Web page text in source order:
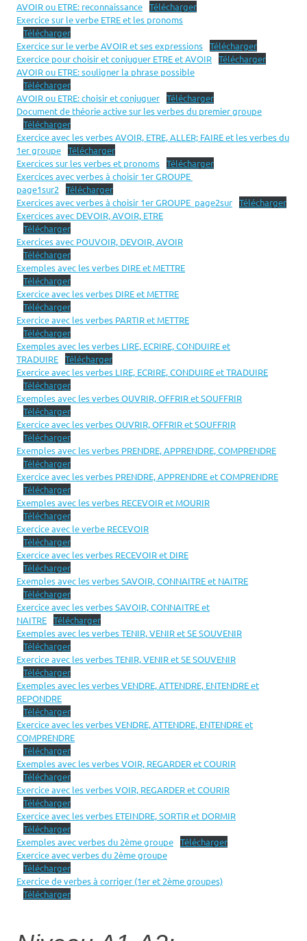
AVOIR ou ETRE: reconnaissance Télécharger
Exercice sur le verbe ETRE et les pronoms
Télécharger
Exercice sur le verbe AVOIR et ses expressions Télécharger
Exercice pour choisir et conjuguer ETRE et AVOIR Télécharger
AVOIR ou ETRE: souligner la phrase possible
Télécharger
AVOIR ou ETRE: choisir et conjuguer Télécharger
Document de théorie active sur les verbes du premier groupe
Télécharger
Exercice avec les verbes AVOIR, ETRE, ALLER; FAIRE et les verbes du
1er groupe Télécharger
Exercices sur les verbes et pronoms Télécharger
Exercices avec verbes à choisir 1er GROUPE
page1sur2 Télécharger
Exercices avec verbes à choisir 1er GROUPE page2sur Télécharger
Exercices avec DEVOIR, AVOIR, ETRE
Télécharger
Exercices avec POUVOIR, DEVOIR, AVOIR
Télécharger
Exemples avec les verbes DIRE et METTRE
Télécharger
Exercice avec les verbes DIRE et METTRE
Télécharger
Exercice avec les verbes PARTIR et METTRE
Télécharger
Exemples avec les verbes LIRE, ECRIRE, CONDUIRE et
TRADUIRE Télécharger
Exercice avec les verbes LIRE, ECRIRE, CONDUIRE et TRADUIRE
Télécharger
Exemples avec les verbes OUVRIR, OFFRIR et SOUFFRIR
Télécharger
Exercice avec les verbes OUVRIR, OFFRIR et SOUFFRIR
Télécharger
Exemples avec les verbes PRENDRE, APPRENDRE, COMPRENDRE
Télécharger
Exercice avec les verbes PRENDRE, APPRENDRE et COMPRENDRE
Télécharger
Exemples avec les verbes RECEVOIR et MOURIR
Télécharger
Exercice avec le verbe RECEVOIR
Télécharger
Exercice avec les verbes RECEVOIR et DIRE
Télécharger
Exemples avec les verbes SAVOIR, CONNAITRE et NAITRE
Télécharger
Exercice avec les verbes SAVOIR, CONNAITRE et
NAITRE Télécharger
Exemples avec les verbes TENIR, VENIR et SE SOUVENIR
Télécharger
Exercice avec les verbes TENIR, VENIR et SE SOUVENIR
Télécharger
Exemples avec les verbes VENDRE, ATTENDRE, ENTENDRE et
REPONDRE
Télécharger
Exercice avec les verbes VENDRE, ATTENDRE, ENTENDRE et
COMPRENDRE
Télécharger
Exemples avec les verbes VOIR, REGARDER et COURIR
Télécharger
Exercice avec les verbes VOIR, REGARDER et COURIR
Télécharger
Exercice avec les verbes ETEINDRE, SORTIR et DORMIR
Télécharger
Exemples avec verbes du 2ème groupe Télécharger
Exercice avec verbes du 2ème groupe
Télécharger
Exercice de verbes à corriger (1er et 2ème groupes)
Télécharger